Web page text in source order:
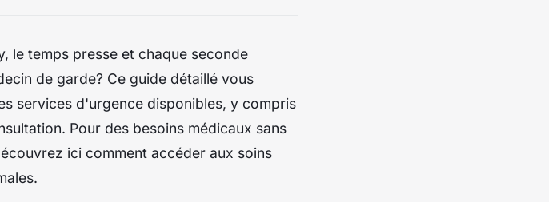
le temps presse et chaque seconde
de garde? Ce guide détaillé vous
services d'urgence disponibles, y compris
Pour des besoins médicaux sans
ici comment accéder aux soins